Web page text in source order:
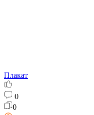
Плакат
0
0